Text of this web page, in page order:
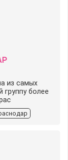
из самых
группу более